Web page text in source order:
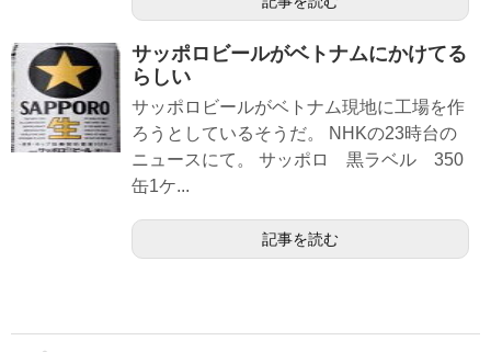
サッポロビールがベトナムにかけてる
らしい
サッポロビールがベトナム現地に工場を作
ろうとしているそうだ。 NHKの23時台の
ニュースにて。 サッポロ 黒ラベル 350
缶1ケ...
記事を読む